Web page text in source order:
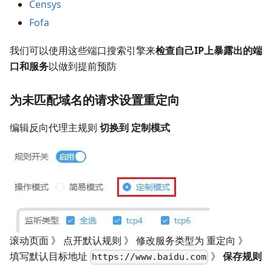
Censys
Fofa
我们可以使用这些端口搜索引擎来检查自己IP上暴露出的端
口和服务以做到提前预防
为未匹配域名的请求设置重定向
编辑反向代理主规则 切换到 定制模式
滚动页面 》 点开默认规则 》 修改服务类型为 重定向 》
填写默认目标地址 https://www.baidu.com 》保存规则